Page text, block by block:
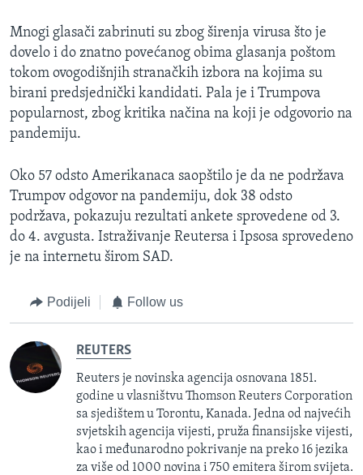
Mnogi glasači zabrinuti su zbog širenja virusa što je
dovelo i do znatno povećanog obima glasanja poštom
tokom ovogodišnjih stranačkih izbora na kojima su
birani predsjednički kandidati. Pala je i Trumpova
popularnost, zbog kritika načina na koji je odgovorio na
pandemiju.
Oko 57 odsto Amerikanaca saopštilo je da ne podržava
Trumpov odgovor na pandemiju, dok 38 odsto
podržava, pokazuju rezultati ankete sprovedene od 3.
do 4. avgusta. Istraživanje Reutersa i Ipsosa sprovedeno
je na internetu širom SAD.
Podijeli Follow us
REUTERS
Reuters je novinska agencija osnovana 1851.
godine u vlasništvu Thomson Reuters Corporation
sa sjedištem u Torontu, Kanada. Jedna od najvećih
svjetskih agencija vijesti, pruža finansijske vijesti,
kao i međunarodno pokrivanje na preko 16 jezika
za više od 1000 novina i 750 emitera širom svijeta.